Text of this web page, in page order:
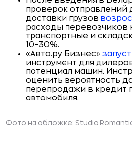
проверок отправлений
доставки грузов
расходы перевозчиков
транспортные и
10–30%.
«Авто.ру Бизнес»
инструмент для
потенциал машин.
оценить вероятность
перепродажи в кредит
автомобиля.
Фото на обложке: Studio